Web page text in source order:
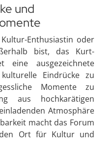
und
Enthusiastin oder
bist, das Kurt-
eine ausgezeichnete
Eindrücke zu
Momente zu
aus hochkarätigen
Atmosphäre
macht das Forum
Ort für Kultur und